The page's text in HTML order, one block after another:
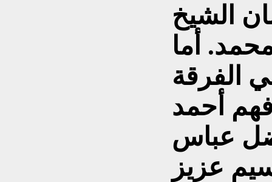
الشيخ
أما
الفرقة
من 1927- 1935 فهم أحمد
عباس
عزيز